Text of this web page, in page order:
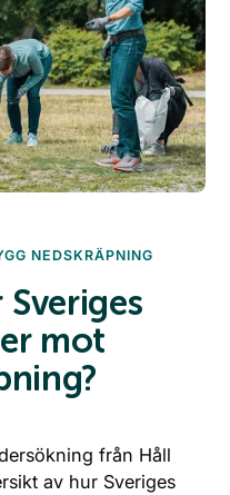
NEDSKRÄPNING
mot
från Håll
av hur Sveriges